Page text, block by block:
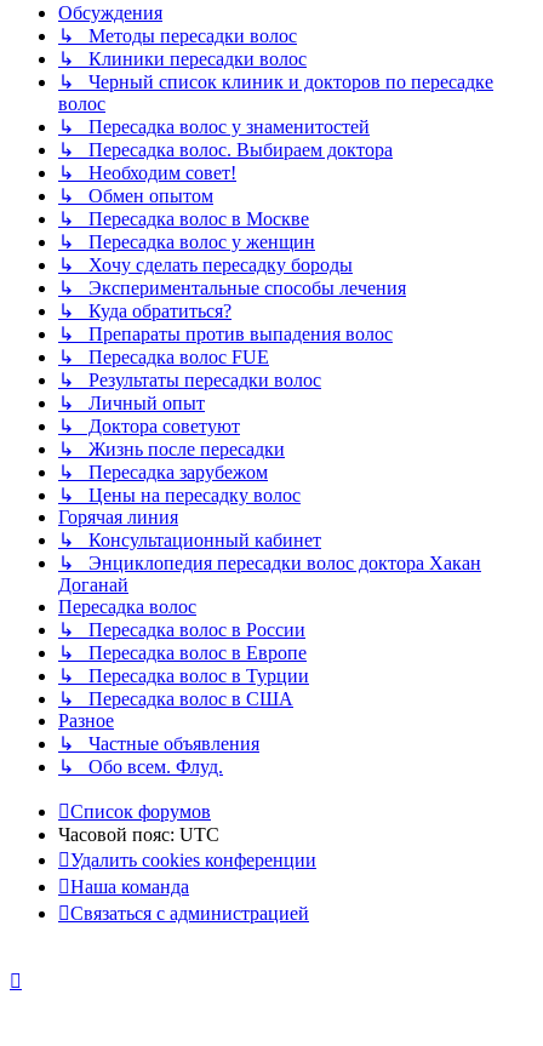
Обсуждения
↳ Методы пересадки волос
↳ Клиники пересадки волос
↳ Черный список клиник и докторов по пересадке
волос
↳ Пересадка волос у знаменитостей
↳ Пересадка волос. Выбираем доктора
↳ Необходим совет!
↳ Обмен опытом
↳ Пересадка волос в Москве
↳ Пересадка волос у женщин
↳ Хочу сделать пересадку бороды
↳ Экспериментальные способы лечения
↳ Куда обратиться?
↳ Препараты против выпадения волос
↳ Пересадка волос FUE
↳ Результаты пересадки волос
↳ Личный опыт
↳ Доктора советуют
↳ Жизнь после пересадки
↳ Пересадка зарубежом
↳ Цены на пересадку волос
Горячая линия
↳ Консультационный кабинет
↳ Энциклопедия пересадки волос доктора Хакан
Доганай
Пересадка волос
↳ Пересадка волос в России
↳ Пересадка волос в Европе
↳ Пересадка волос в Турции
↳ Пересадка волос в США
Разное
↳ Частные объявления
↳ Обо всем. Флуд.
Список форумов
Часовой пояс: UTC
Удалить cookies конференции
Наша команда
Связаться с администрацией